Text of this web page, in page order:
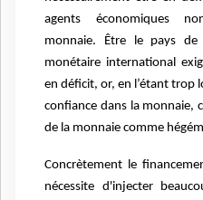
agents économiques
monnaie. Être le pays de
monétaire international
en déficit, or, en l’étant trop
confiance dans la monnaie,
de la monnaie comme
Concrètement le
nécessite d'injecter